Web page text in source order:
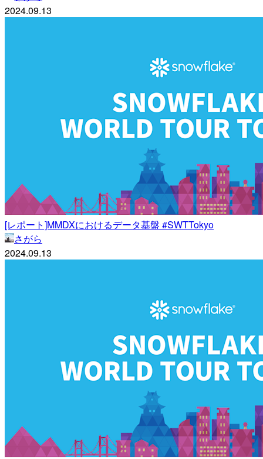
2024.09.13
[レポート]MMDXにおけるデータ基盤 #SWTTokyo
さがら
2024.09.13